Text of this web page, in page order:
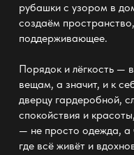
рубашки с узором в
создаём
поддерживающее.
Порядок и лёгкость —
вещам, а значит, и к
дверцу гардеробной,
спокойствия и
— не просто одежда, а
где всё живёт и